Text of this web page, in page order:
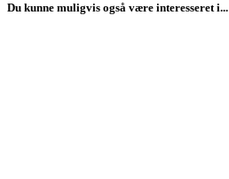
Du kunne muligvis også være interesseret i...